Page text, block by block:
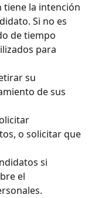
tiene la intención
Si no es
de tiempo
para
su
de sus
o solicitar que
si
el